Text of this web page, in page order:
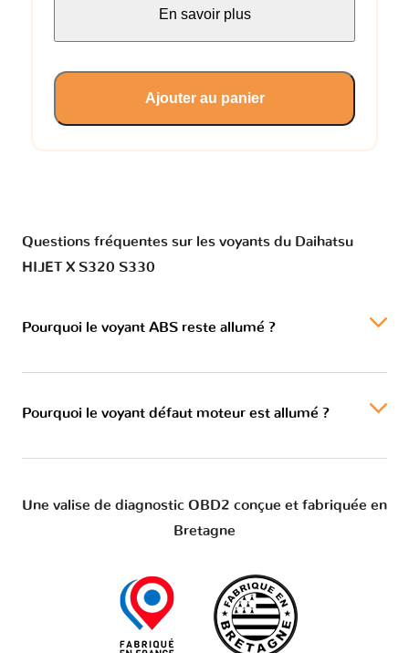
En savoir plus
Ajouter au panier
Questions fréquentes sur les voyants du Daihatsu
HIJET X S320 S330
Pourquoi le voyant ABS reste allumé ?
Pourquoi le voyant défaut moteur est allumé ?
Une valise de diagnostic OBD2 conçue et fabriquée en
Bretagne